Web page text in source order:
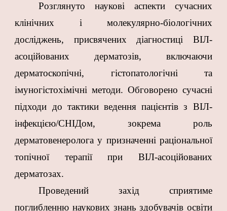
Розглянуто наукові аспекти сучасних
клінічних і молекулярно-біологічних
досліджень, присвячених діагностиці ВІЛ-
асоційованих дерматозів, включаючи
дерматоскопічні, гістопатологічні та
імуногістохімічні методи. Обговорено сучасні
підходи до тактики ведення пацієнтів з ВІЛ-
інфекцією/СНІДом, зокрема роль
дерматовенеролога у призначенні раціональної
топічної терапії при ВІЛ-асоційованих
дерматозах.
Проведений захід сприятиме
поглибленню наукових знань здобувачів освіти